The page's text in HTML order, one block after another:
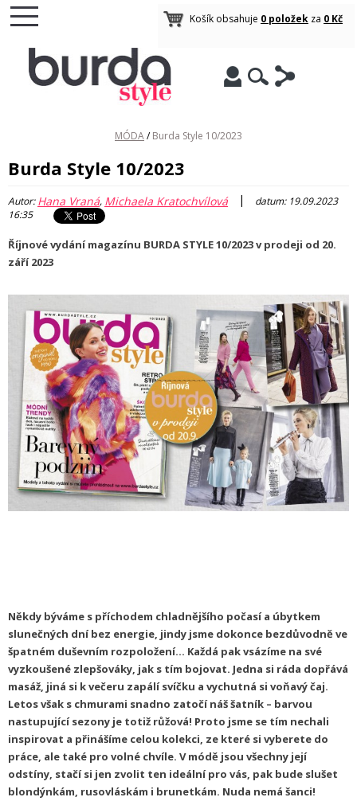
Košík obsahuje 0 položek za 0 Kč
MÓDA/ Burda Style 10/2023
Burda Style 10/2023
Autor:Hana Vraná, Michaela Kratochvílová |
datum: 19.09.2023
16:35
Říjnové vydání magazínu BURDA STYLE 10/2023 v prodeji od 20.
září 2023
Někdy býváme s příchodem chladnějšího počasí a úbytkem
slunečných dní bez energie, jindy jsme dokonce bezdůvodně ve
špatném duševním rozpoložení… Každá pak vsázíme na své
vyzkoušené zlepšováky, jak s tím bojovat. Jedna si ráda dopřává
masáž, jiná si k večeru zapálí svíčku a vychutná si voňavý čaj.
Letos však s chmurami snadno zatočí náš šatník – barvou
nastupující sezony je totiž růžová! Proto jsme se tím nechali
inspirovat a přinášíme celou kolekci, ze které si vyberete do
práce, ale také pro volné chvíle. V módě jsou všechny její
odstíny, stačí si jen zvolit ten ideální pro vás, pak bude slušet
blondýnkám, rusovláskám i brunetkám. Nuda nemá šanci!